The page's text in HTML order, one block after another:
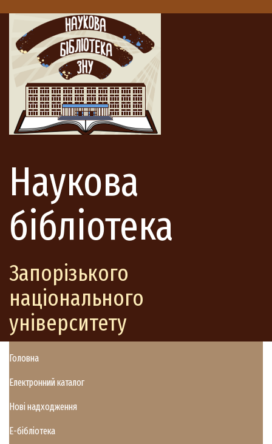
Наукова
бібліотека
Запорізького
національного
університету
Головна
Електронний каталог
Нові надходження
E-бібліотека